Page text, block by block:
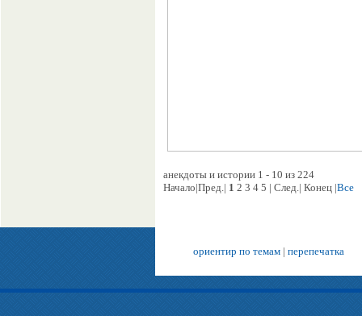
анекдоты и истории 1 - 10 из 224
Начало|Пред.| 1 2 3 4 5 | След.| Конец |Все
ориентир по темам | перепечатка